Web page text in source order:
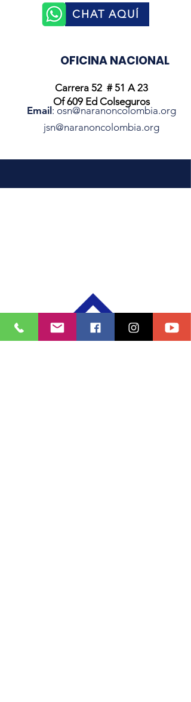
Carrera 52 # 51 A 23
Of 609 Ed Colseguros
Email : osn@naranoncolombia.org
jsn@naranoncolombia.org
CHAT AQUÍ
OFICINA NACIONAL